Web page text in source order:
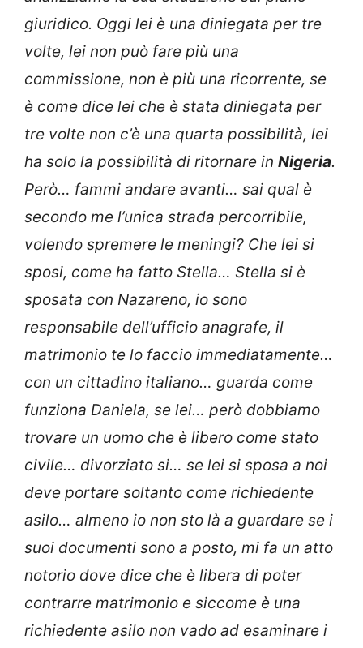
giuridico. Oggi lei è una diniegata per tre
volte, lei non può fare più una
commissione, non è più una ricorrente, se
è come dice lei che è stata diniegata per
tre volte non c’è una quarta possibilità, lei
ha solo la possibilità di ritornare in Nigeria.
Però… fammi andare avanti… sai qual è
secondo me l’unica strada percorribile,
volendo spremere le meningi? Che lei si
sposi, come ha fatto Stella… Stella si è
sposata con Nazareno, io sono
responsabile dell’ufficio anagrafe, il
matrimonio te lo faccio immediatamente…
con un cittadino italiano… guarda come
funziona Daniela, se lei… però dobbiamo
trovare un uomo che è libero come stato
civile… divorziato si… se lei si sposa a noi
deve portare soltanto come richiedente
asilo… almeno io non sto là a guardare se i
suoi documenti sono a posto, mi fa un atto
notorio dove dice che è libera di poter
contrarre matrimonio e siccome è una
richiedente asilo non vado ad esaminare i